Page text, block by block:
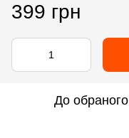
399 грн
До обраного